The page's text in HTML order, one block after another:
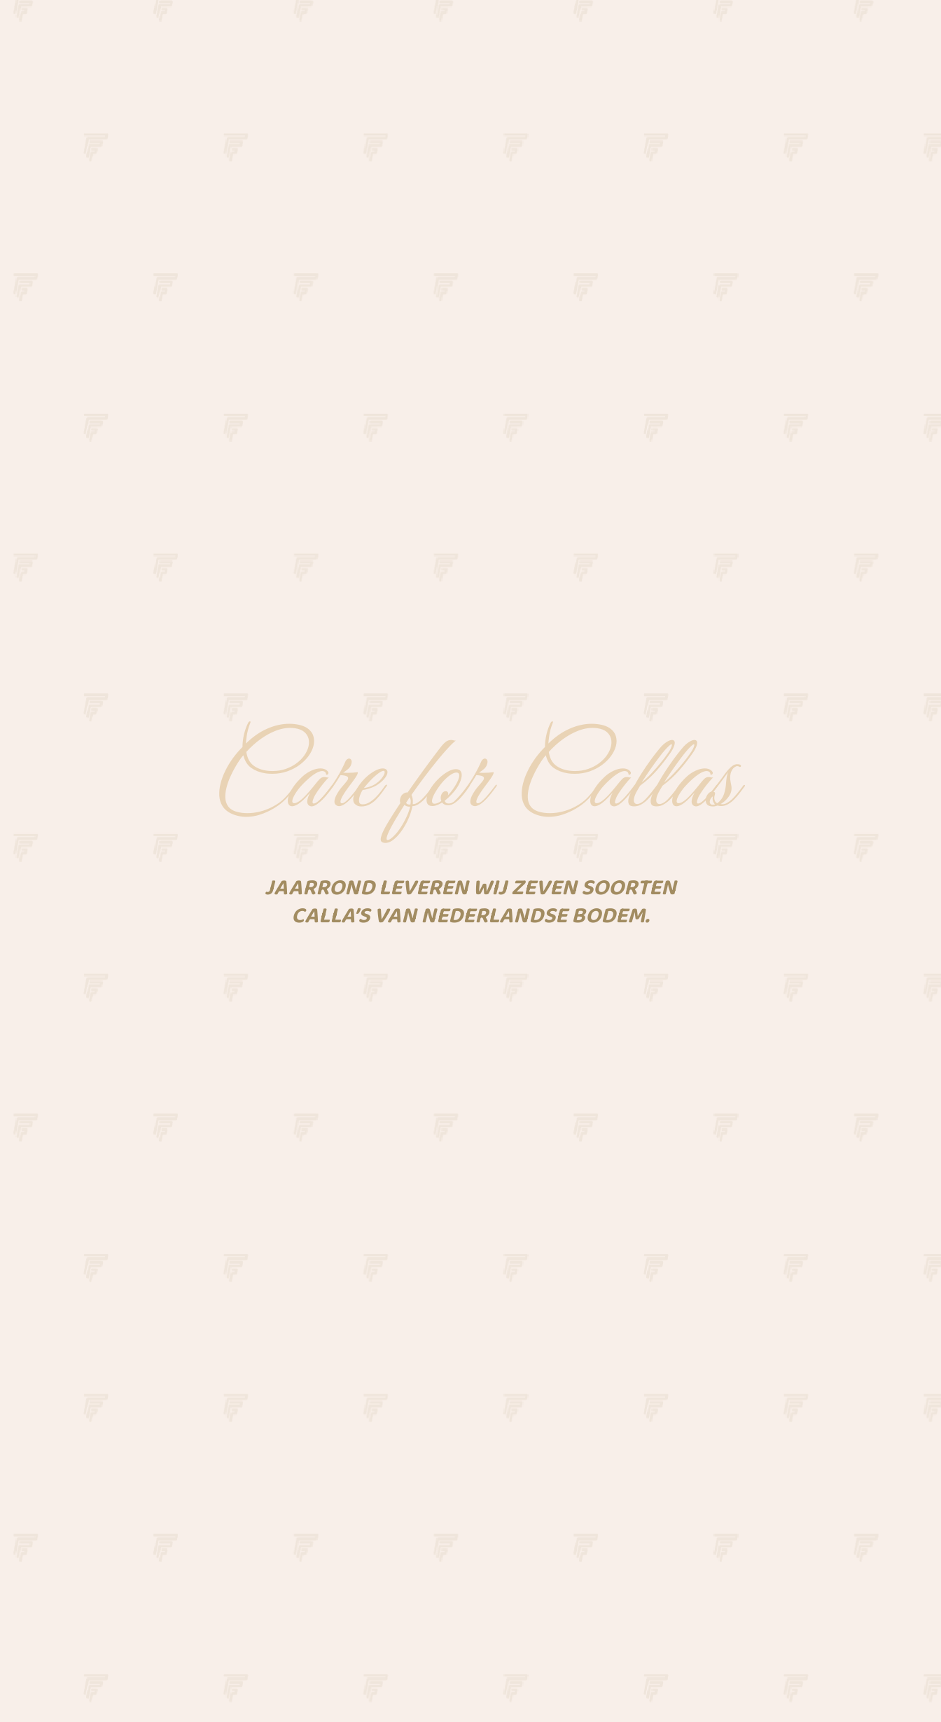
Care for Callas
JAARROND LEVEREN WIJ ZEVEN SOORTEN
CALLA’S VAN NEDERLANDSE BODEM.